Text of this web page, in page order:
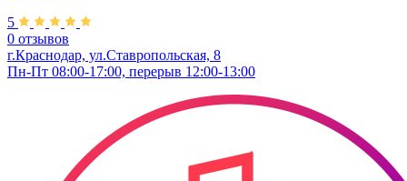
5
0 отзывов
г.Краснодар, ул.Ставропольская, 8
Пн-Пт 08:00-17:00, перерыв 12:00-13:00